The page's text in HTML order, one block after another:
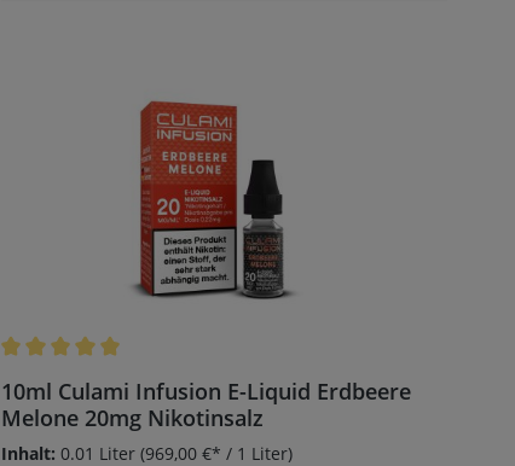
10ml Culami Infusion E-Liquid Erdbeere
Melone 20mg Nikotinsalz
Inhalt: 0.01 Liter (969,00 €* / 1 Liter)